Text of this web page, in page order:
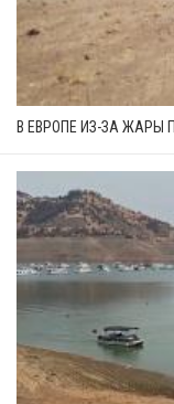
В ЕВРОПЕ ИЗ-ЗА ЖАРЫ